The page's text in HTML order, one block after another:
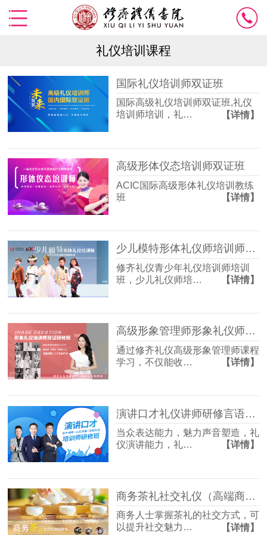
礼仪培训课程
国际礼仪培训师双证班
国际高级礼仪培训师双证班,礼仪
培训师培训，礼…
【详情】
高级形体仪态培训师双证班
ACIC国际高级形体礼仪培训教练
班
【详情】
少儿模特形体礼仪师培训师双证班
修齐礼仪青少年礼仪培训师培训
班，少儿礼仪师培…
【详情】
高级形象管理师形象礼仪师培训班
通过修齐礼仪高级形象管理师课程
学习，不仅能收…
【详情】
演讲口才礼仪讲师研修言语沟通礼仪师培训班
当众表达能力，魅力声音塑造，礼
仪演讲能力，礼…
【详情】
商务茶礼社交礼仪（高端商务社交礼仪）研修班
商务人士掌握茶礼的社交方式，可
以提升社交魅力…
【详情】